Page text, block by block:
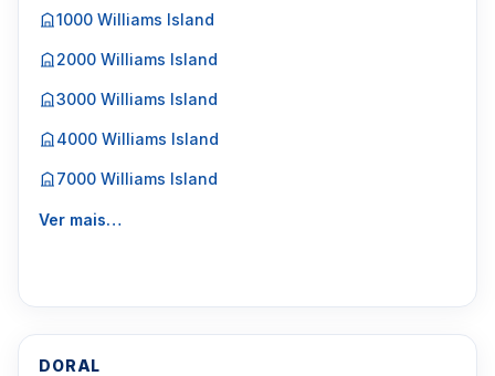
1000 Williams Island
2000 Williams Island
3000 Williams Island
4000 Williams Island
7000 Williams Island
Ver mais…
DORAL